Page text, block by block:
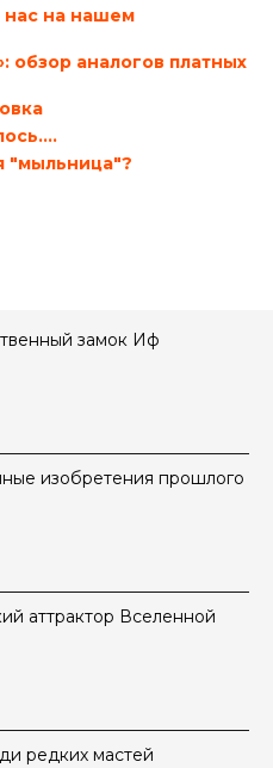
на нашем
обзор аналогов платных
"мыльница"?
замок Иф
изобретения прошлого
аттрактор Вселенной
редких мастей